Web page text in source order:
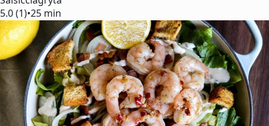
5.0 (1)•25 min